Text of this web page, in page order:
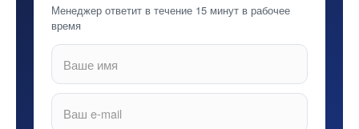
Менеджер ответит в течение 15 минут в рабочее
время